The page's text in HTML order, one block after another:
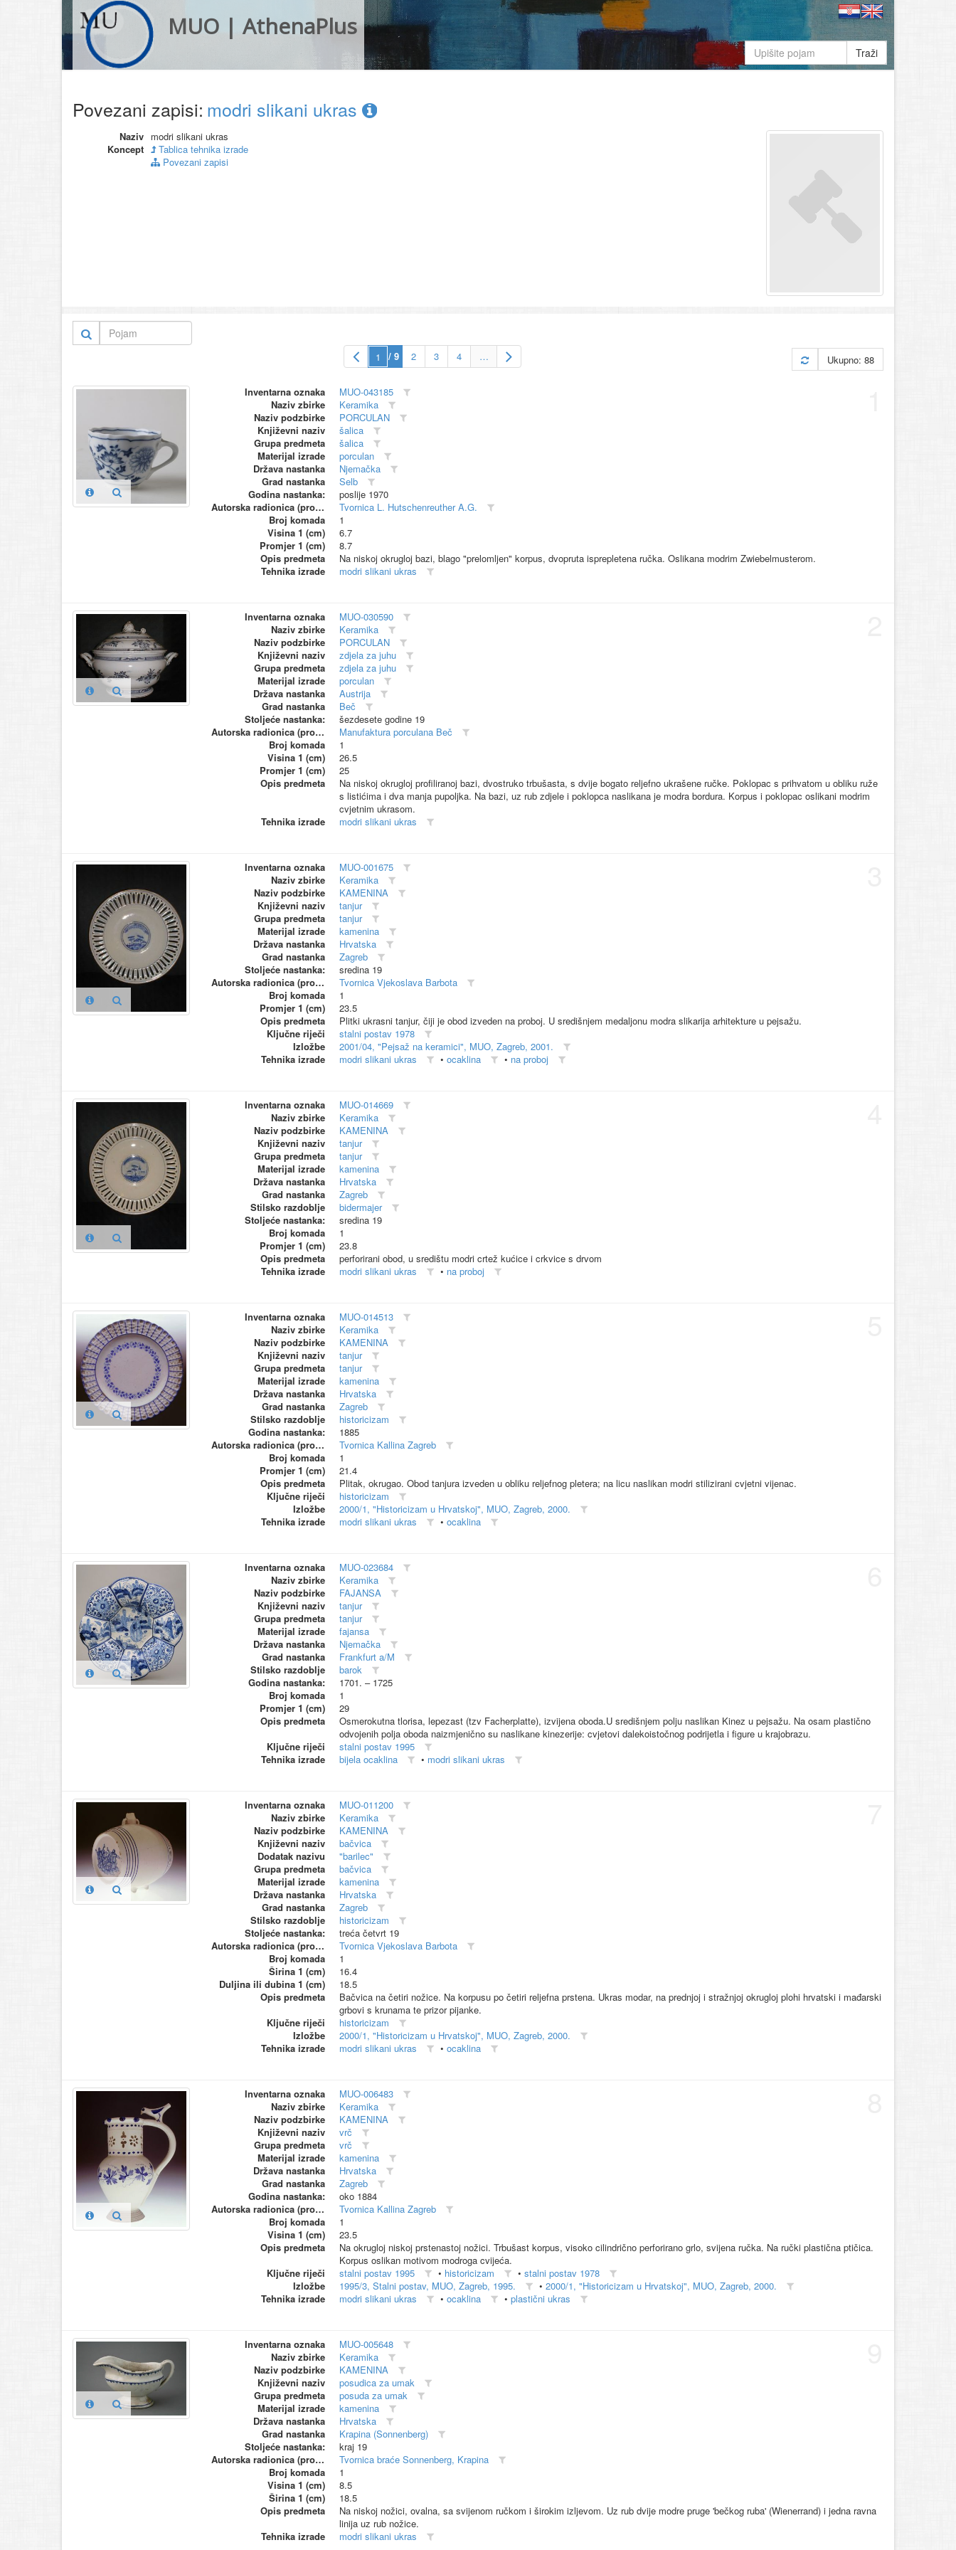
MUO | AthenaPlus
Traži
Povezani zapisi: modri slikani ukras
Naziv modri slikani ukras
Koncept
Tablica tehnika izrade
Povezani zapisi
/ 9 2 3 4 … Ukupno: 88
Inventarna oznaka
MUO-043185
Naziv zbirke
Keramika
Naziv podzbirke
PORCULAN
Književni naziv
šalica
Grupa predmeta
šalica
Materijal izrade
porculan
Država nastanka
Njemačka
Grad nastanka
Selb
Godina nastanka:
poslije 1970
Autorska radionica (proizvođač)
Tvornica L. Hutschenreuther A.G.
Broj komada
1
Visina 1 (cm)
6.7
Promjer 1 (cm)
8.7
Opis predmeta
Na niskoj okrugloj bazi, blago "prelomljen" korpus, dvopruta isprepletena ručka. Oslikana modrim Zwiebelmusterom.
Tehnika izrade
modri slikani ukras
Inventarna oznaka
MUO-030590
Naziv zbirke
Keramika
Naziv podzbirke
PORCULAN
Književni naziv
zdjela za juhu
Grupa predmeta
zdjela za juhu
Materijal izrade
porculan
Država nastanka
Austrija
Grad nastanka
Beč
Stoljeće nastanka:
šezdesete godine 19
Autorska radionica (proizvođač)
Manufaktura porculana Beč
Broj komada
1
Visina 1 (cm)
26.5
Promjer 1 (cm)
25
Opis predmeta
Na niskoj okrugloj profiliranoj bazi, dvostruko trbušasta, s dvije bogato reljefno ukrašene ručke. Poklopac s prihvatom u obliku ruže
s listićima i dva manja pupoljka. Na bazi, uz rub zdjele i poklopca naslikana je modra bordura. Korpus i poklopac oslikani modrim
cvjetnim ukrasom.
Tehnika izrade
modri slikani ukras
Inventarna oznaka
MUO-001675
Naziv zbirke
Keramika
Naziv podzbirke
KAMENINA
Književni naziv
tanjur
Grupa predmeta
tanjur
Materijal izrade
kamenina
Država nastanka
Hrvatska
Grad nastanka
Zagreb
Stoljeće nastanka:
sredina 19
Autorska radionica (proizvođač)
Tvornica Vjekoslava Barbota
Broj komada
1
Promjer 1 (cm)
23.5
Opis predmeta
Plitki ukrasni tanjur, čiji je obod izveden na proboj. U središnjem medaljonu modra slikarija arhitekture u pejsažu.
Ključne riječi
stalni postav 1978
Izložbe
2001/04, "Pejsaž na keramici", MUO, Zagreb, 2001.
Tehnika izrade
modri slikani ukras • ocaklina • na proboj
Inventarna oznaka
MUO-014669
Naziv zbirke
Keramika
Naziv podzbirke
KAMENINA
Književni naziv
tanjur
Grupa predmeta
tanjur
Materijal izrade
kamenina
Država nastanka
Hrvatska
Grad nastanka
Zagreb
Stilsko razdoblje
bidermajer
Stoljeće nastanka:
sredina 19
Broj komada
1
Promjer 1 (cm)
23.8
Opis predmeta
perforirani obod, u središtu modri crtež kućice i crkvice s drvom
Tehnika izrade
modri slikani ukras • na proboj
Inventarna oznaka
MUO-014513
Naziv zbirke
Keramika
Naziv podzbirke
KAMENINA
Književni naziv
tanjur
Grupa predmeta
tanjur
Materijal izrade
kamenina
Država nastanka
Hrvatska
Grad nastanka
Zagreb
Stilsko razdoblje
historicizam
Godina nastanka:
1885
Autorska radionica (proizvođač)
Tvornica Kallina Zagreb
Broj komada
1
Promjer 1 (cm)
21.4
Opis predmeta
Plitak, okrugao. Obod tanjura izveden u obliku reljefnog pletera; na licu naslikan modri stilizirani cvjetni vijenac.
Ključne riječi
historicizam
Izložbe
2000/1, "Historicizam u Hrvatskoj", MUO, Zagreb, 2000.
Tehnika izrade
modri slikani ukras • ocaklina
Inventarna oznaka
MUO-023684
Naziv zbirke
Keramika
Naziv podzbirke
FAJANSA
Književni naziv
tanjur
Grupa predmeta
tanjur
Materijal izrade
fajansa
Država nastanka
Njemačka
Grad nastanka
Frankfurt a/M
Stilsko razdoblje
barok
Godina nastanka:
1701. – 1725
Broj komada
1
Promjer 1 (cm)
29
Opis predmeta
Osmerokutna tlorisa, lepezast (tzv Facherplatte), izvijena oboda.U središnjem polju naslikan Kinez u pejsažu. Na osam plastično
odvojenih polja oboda naizmjenično su naslikane kinezerije: cvjetovi dalekoistočnog podrijetla i figure u krajobrazu.
Ključne riječi
stalni postav 1995
Tehnika izrade
bijela ocaklina • modri slikani ukras
Inventarna oznaka
MUO-011200
Naziv zbirke
Keramika
Naziv podzbirke
KAMENINA
Književni naziv
bačvica
Dodatak nazivu
"barilec"
Grupa predmeta
bačvica
Materijal izrade
kamenina
Država nastanka
Hrvatska
Grad nastanka
Zagreb
Stilsko razdoblje
historicizam
Stoljeće nastanka:
treća četvrt 19
Autorska radionica (proizvođač)
Tvornica Vjekoslava Barbota
Broj komada
1
Širina 1 (cm)
16.4
Duljina ili dubina 1 (cm)
18.5
Opis predmeta
Bačvica na četiri nožice. Na korpusu po četiri reljefna prstena. Ukras modar, na prednjoj i stražnjoj okrugloj plohi hrvatski i mađarski
grbovi s krunama te prizor pijanke.
Ključne riječi
historicizam
Izložbe
2000/1, "Historicizam u Hrvatskoj", MUO, Zagreb, 2000.
Tehnika izrade
modri slikani ukras • ocaklina
Inventarna oznaka
MUO-006483
Naziv zbirke
Keramika
Naziv podzbirke
KAMENINA
Književni naziv
vrč
Grupa predmeta
vrč
Materijal izrade
kamenina
Država nastanka
Hrvatska
Grad nastanka
Zagreb
Godina nastanka:
oko 1884
Autorska radionica (proizvođač)
Tvornica Kallina Zagreb
Broj komada
1
Visina 1 (cm)
23.5
Opis predmeta
Na okrugloj niskoj prstenastoj nožici. Trbušast korpus, visoko cilindrično perforirano grlo, svijena ručka. Na ručki plastična ptičica.
Korpus oslikan motivom modroga cvijeća.
Ključne riječi
stalni postav 1995 • historicizam • stalni postav 1978
Izložbe
1995/3, Stalni postav, MUO, Zagreb, 1995. • 2000/1, "Historicizam u Hrvatskoj", MUO, Zagreb, 2000.
Tehnika izrade
modri slikani ukras • ocaklina • plastični ukras
Inventarna oznaka
MUO-005648
Naziv zbirke
Keramika
Naziv podzbirke
KAMENINA
Književni naziv
posudica za umak
Grupa predmeta
posuda za umak
Materijal izrade
kamenina
Država nastanka
Hrvatska
Grad nastanka
Krapina (Sonnenberg)
Stoljeće nastanka:
kraj 19
Autorska radionica (proizvođač)
Tvornica braće Sonnenberg, Krapina
Broj komada
1
Visina 1 (cm)
8.5
Širina 1 (cm)
18.5
Opis predmeta
Na niskoj nožici, ovalna, sa svijenom ručkom i širokim izljevom. Uz rub dvije modre pruge 'bečkog ruba' (Wienerrand) i jedna ravna
linija uz rub nožice.
Tehnika izrade
modri slikani ukras